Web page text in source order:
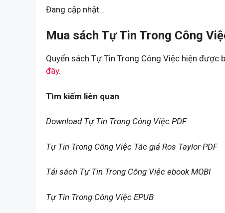
Đang cập nhật…
Mua sách Tự Tin Trong Công
Quyển sách Tự Tin Trong Công Việc hiện
đây.
Tìm kiếm liên quan
Download Tự Tin Trong Công Việc PDF
Tự Tin Trong Công Việc Tác giả Ros Taylor PDF
Tải sách Tự Tin Trong Công Việc ebook MOBI
Tự Tin Trong Công Việc EPUB